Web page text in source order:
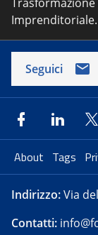
Imprenditoriale.
Seguici
About Tags
Indirizzo:Via
Contatti: